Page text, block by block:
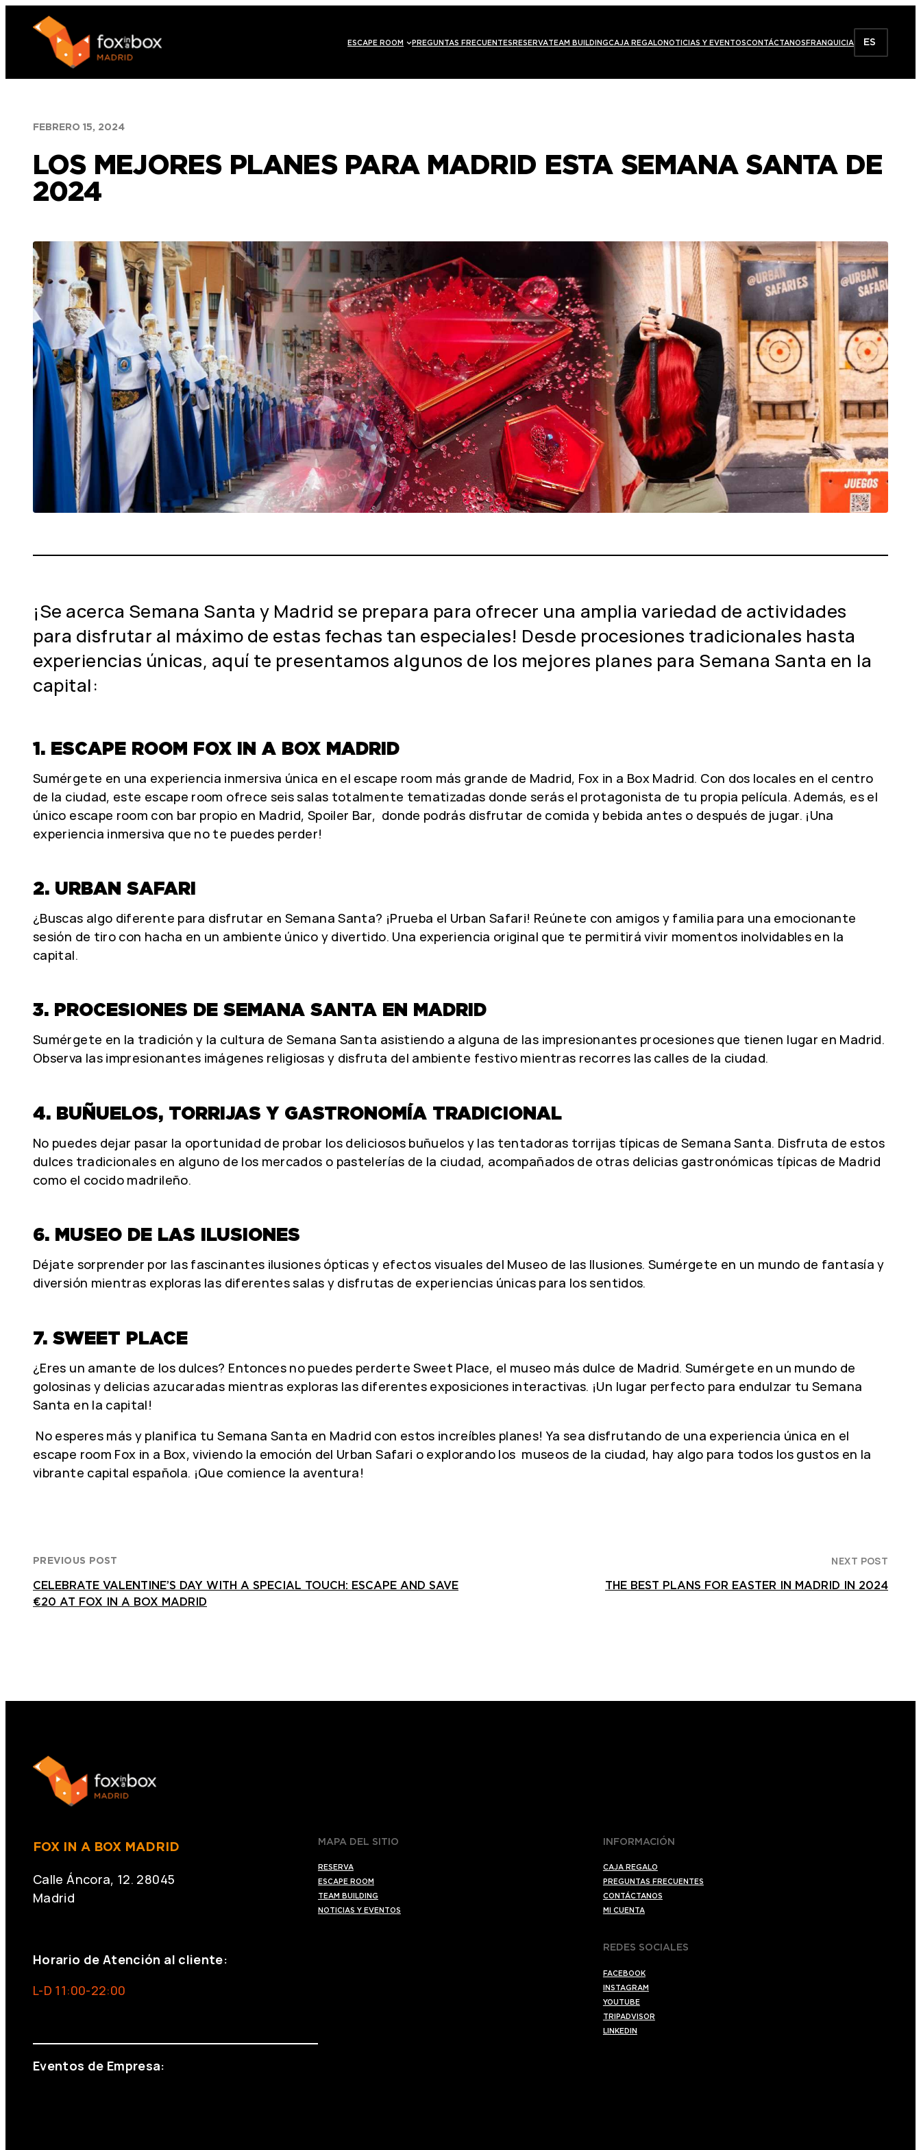
contenido
ESCAPE ROOM PREGUNTAS FRECUENTES RESERVATEAM BUILDINGCAJA REGALO NOTICIAS Y EVENTOSCONTÁCTANOS FRANQUICIA ES
FEBRERO 15, 2024
LOS MEJORES PLANES PARA MADRID ESTA SEMANA SANTA DE
2024
¡Se acerca Semana Santa y Madrid se prepara para ofrecer una amplia variedad de actividades
para disfrutar al máximo de estas fechas tan especiales! Desde procesiones tradicionales hasta
experiencias únicas, aquí te presentamos algunos de los mejores planes para Semana Santa en la
capital:
1. ESCAPE ROOM FOX IN A BOX MADRID
Sumérgete en una experiencia inmersiva única en el escape room más grande de Madrid, Fox in a Box Madrid. Con dos locales en el centro
de la ciudad, este escape room ofrece seis salas totalmente tematizadas donde serás el protagonista de tu propia película. Además, es el
único escape room con bar propio en Madrid, Spoiler Bar, donde podrás disfrutar de comida y bebida antes o después de jugar. ¡Una
experiencia inmersiva que no te puedes perder!
2. URBAN SAFARI
¿Buscas algo diferente para disfrutar en Semana Santa? ¡Prueba el Urban Safari! Reúnete con amigos y familia para una emocionante
sesión de tiro con hacha en un ambiente único y divertido. Una experiencia original que te permitirá vivir momentos inolvidables en la
capital.
3. PROCESIONES DE SEMANA SANTA EN MADRID
Sumérgete en la tradición y la cultura de Semana Santa asistiendo a alguna de las impresionantes procesiones que tienen lugar en Madrid.
Observa las impresionantes imágenes religiosas y disfruta del ambiente festivo mientras recorres las calles de la ciudad.
4. BUÑUELOS, TORRIJAS Y GASTRONOMÍA TRADICIONAL
No puedes dejar pasar la oportunidad de probar los deliciosos buñuelos y las tentadoras torrijas típicas de Semana Santa. Disfruta de estos
dulces tradicionales en alguno de los mercados o pastelerías de la ciudad, acompañados de otras delicias gastronómicas típicas de Madrid
como el cocido madrileño.
6. MUSEO DE LAS ILUSIONES
Déjate sorprender por las fascinantes ilusiones ópticas y efectos visuales del Museo de las Ilusiones. Sumérgete en un mundo de fantasía y
diversión mientras exploras las diferentes salas y disfrutas de experiencias únicas para los sentidos.
7. SWEET PLACE
¿Eres un amante de los dulces? Entonces no puedes perderte Sweet Place, el museo más dulce de Madrid. Sumérgete en un mundo de
golosinas y delicias azucaradas mientras exploras las diferentes exposiciones interactivas. ¡Un lugar perfecto para endulzar tu Semana
Santa en la capital!
No esperes más y planifica tu Semana Santa en Madrid con estos increíbles planes! Ya sea disfrutando de una experiencia única en el
escape room Fox in a Box, viviendo la emoción del Urban Safari o explorando los museos de la ciudad, hay algo para todos los gustos en la
vibrante capital española. ¡Que comience la aventura!
PREVIOUS POST
CELEBRATE VALENTINE’S DAY WITH A SPECIAL TOUCH: ESCAPE AND SAVE
€20 AT FOX IN A BOX MADRID
NEXT POST
THE BEST PLANS FOR EASTER IN MADRID IN 2024
FOX IN A BOX MADRID
Calle Áncora, 12. 28045
Madrid
Horario de Atención al cliente:
L-D 11:00-22:00
Eventos de Empresa:
MAPA DEL SITIO
RESERVA
ESCAPE ROOM
TEAM BUILDING
NOTICIAS Y EVENTOS
INFORMACIÓN
CAJA REGALO
PREGUNTAS FRECUENTES
CONTÁCTANOS
MI CUENTA
REDES SOCIALES
FACEBOOK
INSTAGRAM
YOUTUBE
TRIPADVISOR
LINKEDIN